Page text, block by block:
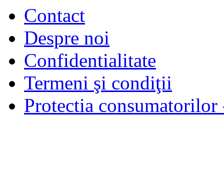
Contact
Despre noi
Confidentialitate
Termeni şi condiţii
Protectia